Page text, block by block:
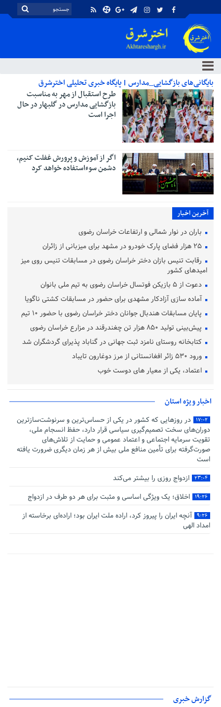
بایگانی‌های بازگشایی_مدارس | پایگاه خبری تحلیلی اخترشرق
طرح استقبال از مهر به مناسبت
بازگشایی مدارس در گلبهار در حال
اجرا است
اگر از آموزش و پرورش غفلت کنیم،
دشمن سوءاستفاده خواهد کرد
آخرین اخبار
باران در نوار شمالی و ارتفاعات خراسان رضوی
رقابت تنیس بازان دختر خراسان رضوی در مسابقات تنیس روی میز
امیدهای کشور
دعوت از ۵ بازیکن فوتسال خراسان رضوی به تیم ملی بانوان
آماده‌ سازی آزادکار مشهدی برای حضور در مسابقات کشتی ناگویا
پایان مسابقات هندبال جوانان دختر خراسان رضوی با حضور ۱۰ تیم
پیش‌بینی تولید ۸۵۰ هزار تن چغندرقند در مزارع خراسان رضوی
کتابخانه روستای نامزد ثبت جهانی در گناباد پذیرای گردشگران شد
ورود ۵۳۰ زائر افغانستانی از مرز دوغارون تایباد
اعتماد، یکی از معیار های دوست خوب
اخبار ویژه استان
۱۷:۰۲
در روزهایی که کشور در یکی از حساس‌ترین و سرنوشت‌سازترین
دوران‌های سخت تصمیم‌گیری سیاسی قرار دارد، حفظ انسجام ملی،
تقویت سرمایه اجتماعی و اعتماد عمومی و حمایت از تلاش‌های
صورت‌گرفته برای تأمین منافع ملی بیش از هر زمان دیگری ضرورت یافته
است
۲۳:۰۴ ازدواج روزی را بیشتر می‌کند
۱۹:۲۶ اخلاق؛ یک ویژگی اساسی و مثبت برای هر دو طرف در ازدواج
۹:۲۶
آنچه ایران را پیروز کرد، اراده ملت ایران بود؛ اراده‌ای برخاسته از
امداد الهی
گزارش خبری